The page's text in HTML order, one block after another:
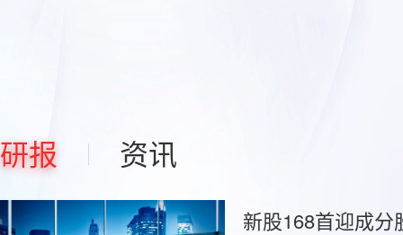
研报 资讯
新股168首迎成